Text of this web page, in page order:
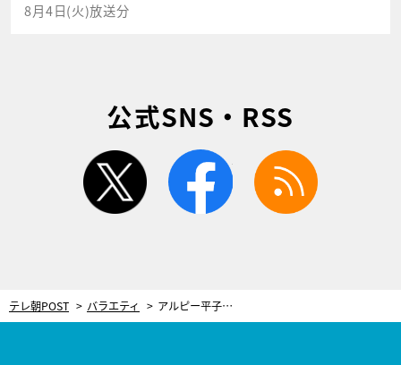
8月4日(火)放送分
公式SNS・RSS
twitter facebook
テレ朝POST バラエティ アルピー平子、自身の“セクシー写真集”に思わぬ反響「愛妻家なのに…性欲のぶつけ先がない？」